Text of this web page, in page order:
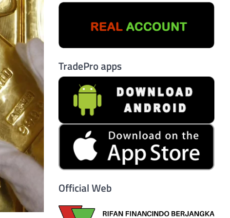
TradePro apps
Official Web